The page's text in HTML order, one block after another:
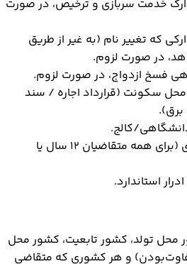
خدمت سربازی و ترخیص، در صورت
که تغییر نام (به غیر از طریق
در صورت لزوم.
فسخ ازدواج، در صورت لزوم.
سکونت (قرارداد اجاره / سند
کالج.
نتایج آزمایش اچ‌آی‌وی (برای همه متقاضیان ۱۲ سال یا
استاندارد.
محل تولد، کشور تابعیت، کشور محل
و هر کشوری که متقاضی